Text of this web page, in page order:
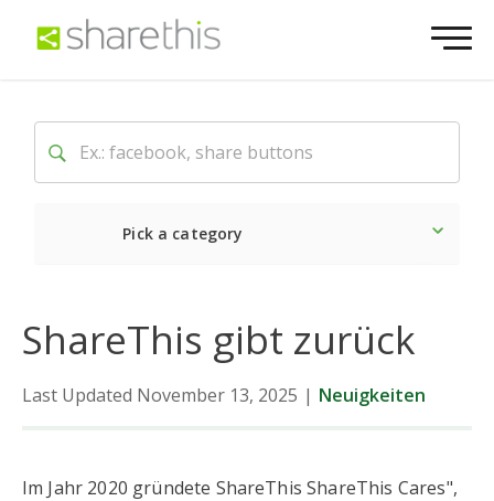
Pick a category
ShareThis gibt zurück
Last Updated November 13, 2025 | Neuigkeiten
Im Jahr 2020 gründete ShareThis ShareThis Cares",